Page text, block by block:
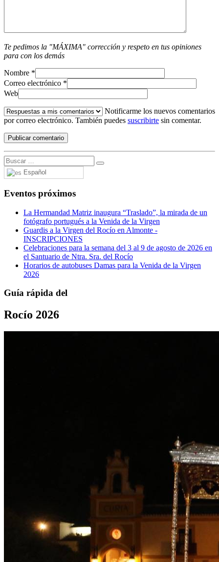
Te pedimos la "MÁXIMA" corrección y respeto en tus opiniones
para con los demás
Nombre *
Correo electrónico *
Web
Notificarme los nuevos comentarios
por correo electrónico. También puedes suscribirte sin comentar.
Español
Eventos próximos
La Hermandad Matriz inaugura “Traslado”, la mirada de un
fotógrafo portugués a la Venida de la Virgen
Guardis a la Virgen del Rocío en Almonte -
INSCRIPCIONES
Celebraciones para la semana del 3 al 9 de agosto de 2026 en
el Santuario de Ntra. Sra. del Rocío
Horarios de autobuses Damas para la Venida de la Virgen
2026
Guía rápida del
Rocío 2026